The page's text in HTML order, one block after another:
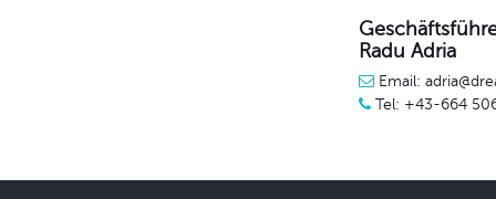
Radu Adria
Email:
Tel: +43-664